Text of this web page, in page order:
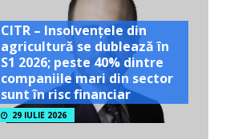
CITR – Insolvențele din
agricultură se dublează în
S1 2026; peste 40% dintre
companiile mari din sector
sunt în risc financiar
29 IULIE 2026